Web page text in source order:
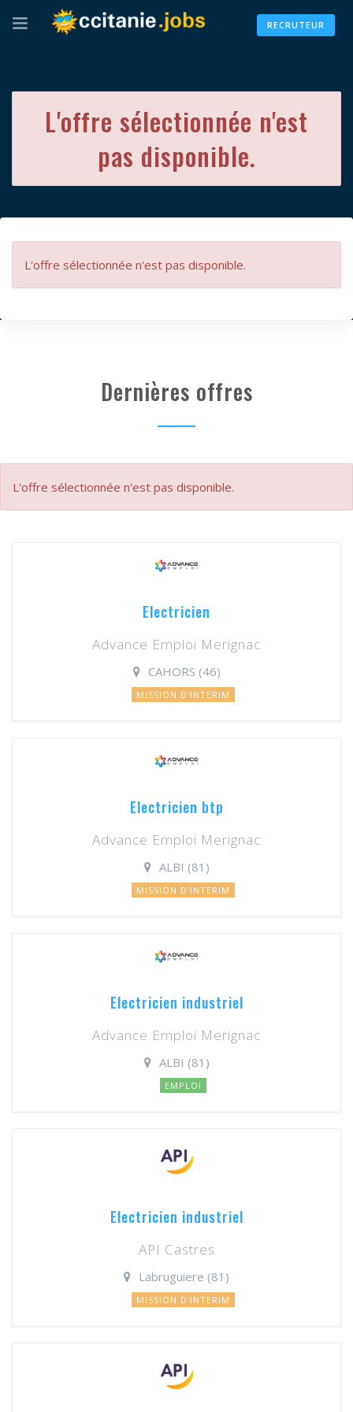
RECRUTEUR
L'offre sélectionnée n'est
pas disponible.
L'offre sélectionnée n'est pas disponible.
Dernières offres
L'offre sélectionnée n'est pas disponible.
Electricien
Advance Emploi Merignac
CAHORS (46)
MISSION D'INTERIM
Electricien btp
Advance Emploi Merignac
ALBI (81)
MISSION D'INTERIM
Electricien industriel
Advance Emploi Merignac
ALBI (81)
EMPLOI
Electricien industriel
API Castres
Labruguiere (81)
MISSION D'INTERIM